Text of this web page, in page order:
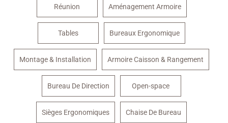
Réunion Aménagement Armoire
Tables Bureaux Ergonomique
Montage & Installation Armoire Caisson & Rangement
Bureau De Direction Open-space
Sièges Ergonomiques Chaise De Bureau